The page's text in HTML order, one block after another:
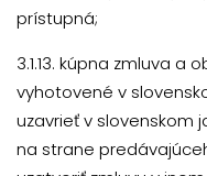
prístupná;
3.1.13. kúpna zmluva a
vyhotovené v
uzavrieť v slovenskom
na strane